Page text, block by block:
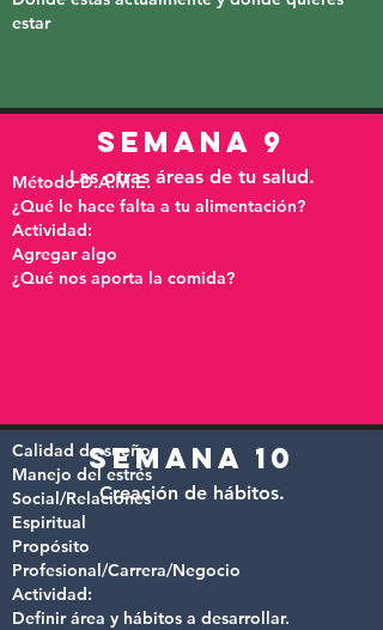
semana 9
Las otras áreas de tu salud.
semana 10
Creación de hábitos.
estar​
Método D.A.M.E.
¿Qué le hace falta a tu alimentación?
Actividad:
Agregar algo
¿Qué nos aporta la comida?
Calidad de sueño
Manejo del estrés
Social/Relaciones
Espiritual
Propósito
Profesional/Carrera/Negocio
Actividad:
Definir área y hábitos a desarrollar.​